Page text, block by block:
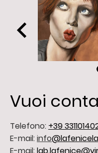
Vuoi
Telefono: +39
E-mail:info
E-mail: